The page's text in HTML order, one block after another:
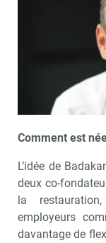
Comment est
L’idée de
deux co-
la
employeurs
davantage de